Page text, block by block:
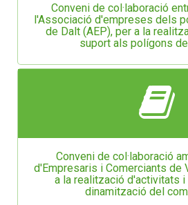
Conveni de col·laboració
l'Associació d'empreses dels
de Dalt (AEP), per a la
suport als polígons
Conveni de col·laboració
d'Empresaris i Comerciants de
a la realització d'activitats i
dinamització del